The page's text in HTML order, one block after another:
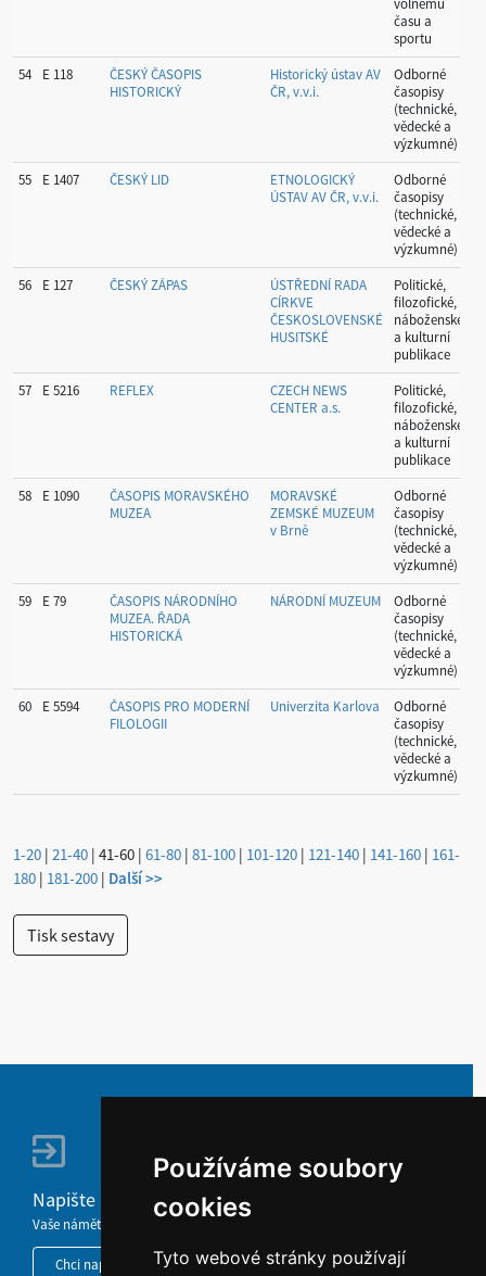
Používáme soubory
cookies
Tyto webové stránky používají
volnému
času a
sportu
54 E 118
ČESKÝ ČASOPIS
HISTORICKÝ
Historický ústav AV
ČR, v.v.i.
Odborné
časopisy
(technické,
vědecké a
výzkumné)
55 E 1407 ČESKÝ LID
ETNOLOGICKÝ
ÚSTAV AV ČR, v.v.i.
Odborné
časopisy
(technické,
vědecké a
výzkumné)
56 E 127 ČESKÝ ZÁPAS
ÚSTŘEDNÍ RADA
CÍRKVE
ČESKOSLOVENSKÉ
HUSITSKÉ
Politické,
filozofické,
náboženské
a kulturní
publikace
57 E 5216 REFLEX
CZECH NEWS
CENTER a.s.
Politické,
filozofické,
náboženské
a kulturní
publikace
58 E 1090
ČASOPIS MORAVSKÉHO
MUZEA
MORAVSKÉ
ZEMSKÉ MUZEUM
v Brně
Odborné
časopisy
(technické,
vědecké a
výzkumné)
59 E 79
ČASOPIS NÁRODNÍHO
MUZEA. ŘADA
HISTORICKÁ
NÁRODNÍ MUZEUM
Odborné
časopisy
(technické,
vědecké a
výzkumné)
60 E 5594
ČASOPIS PRO MODERNÍ
FILOLOGII
Univerzita Karlova
Odborné
časopisy
(technické,
vědecké a
výzkumné)
1-20 | 21-40 | 41-60 | 61-80 | 81-100 | 101-120 | 121-140 | 141-160 | 161-
180 | 181-200 | Další >>
Napište nám
Vaše náměty, komentáře, připomínky a dotazy nezůstanou bez odezvy.
Chci napsat MKČR